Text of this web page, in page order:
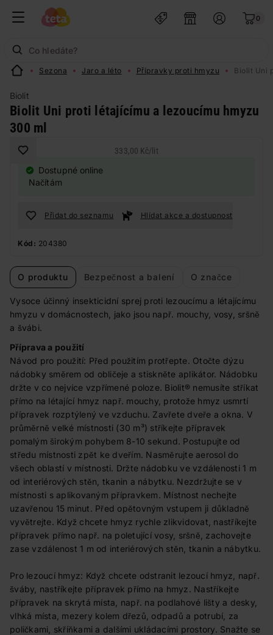
0
Sezona Jaro a léto Přípravky proti hmyzu Biolit Uni
Biolit
Biolit Uni proti létajícímu a lezoucímu hmyzu
300 ml
333,00 Kč/ lit
Dostupné online
Načítám
Přidat do seznamu Hlídat akce a dostupnost
Kód: 204380
O produktu Bezpečnost a balení O značce
Vysoce účinný insekticidní sprej proti lezoucímu a létajícímu
hmyzu v domácnostech, jako jsou např. mouchy, vosy, sršně
a švábi.
Příprava a použití
Návod pro použití: Před použitím protřepte. Otočte dýzu
nádobky směrem od obličeje a stiskněte aplikátor. Nádobku
držte v co nejvíce vzpřímené poloze. Biolit® nemusíte stříkat
přímo na létající hmyz např. mouchy, protože hmyz usmrtí
přípravek rozptýlený ve vzduchu. Zavřete dveře a okna. V
průměrně velké místnosti (30 m³) stříkejte přípravek
pomalým širokým pohybem 8-10 sekund. Postupujte od
středu místnosti zpět ke dveřím. Nasměrujte aerosol do
všech oblastí v místnosti. Držte nádobku ve vzdálenosti 1 m
od interiérových stěn, tkanin a nábytku. Nezdržujte se v
místnosti s aplikovaným přípravkem. Místnost nechejte
uzavřenou 15 minut. Před opětovným vstupem ji důkladně
vyvětrejte. Když chcete hmyz rychle zlikvidovat, nastříkejte
přípravek přímo např. na poletující vosy, sršně, zachovejte
zase vzdálenost 1 m od interiérových stěn, tkanin a nábytku.
Pro lezoucí hmyz: Když chcete odstranit lezoucí hmyz, např.
šváby, nastříkejte přípravek přímo na hmyz. Nastříkejte
přípravek na skrytá místa, např. na podlahové lišty a desky,
vlhká místa, mezery kolem dřezů, odpadů a potrubí, za
poličkami, skříňkami a dalšími ukládacími prostory. Snažte se